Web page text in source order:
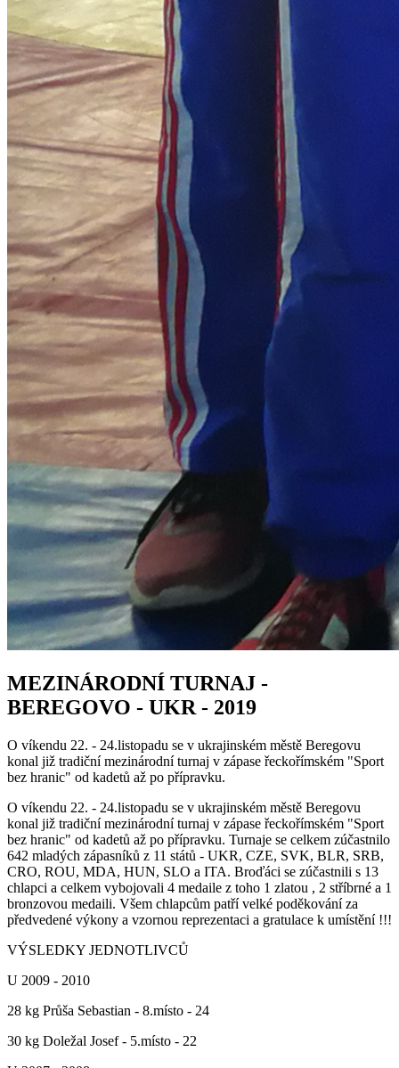
MEZINÁRODNÍ TURNAJ -
BEREGOVO - UKR - 2019
O víkendu 22. - 24.listopadu se v ukrajinském městě Beregovu
konal již tradiční mezinárodní turnaj v zápase řeckořímském "Sport
bez hranic" od kadetů až po přípravku.
O víkendu 22. - 24.listopadu se v ukrajinském městě Beregovu
konal již tradiční mezinárodní turnaj v zápase řeckořímském "Sport
bez hranic" od kadetů až po přípravku. Turnaje se celkem zúčastnilo
642 mladých zápasníků z 11 států - UKR, CZE, SVK, BLR, SRB,
CRO, ROU, MDA, HUN, SLO a ITA. Broďáci se zúčastnili s 13
chlapci a celkem vybojovali 4 medaile z toho 1 zlatou , 2 stříbrné a 1
bronzovou medaili. Všem chlapcům patří velké poděkování za
předvedené výkony a vzornou reprezentaci a gratulace k umístění !!!
VÝSLEDKY JEDNOTLIVCŮ
U 2009 - 2010
28 kg Průša Sebastian - 8.místo - 24
30 kg Doležal Josef - 5.místo - 22